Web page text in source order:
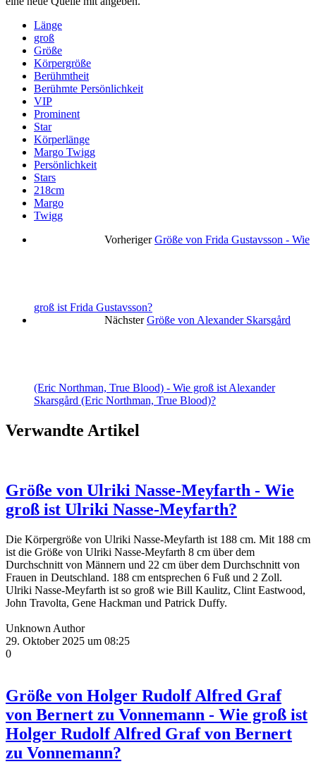
Länge
groß
Größe
Körpergröße
Berühmtheit
Berühmte Persönlichkeit
VIP
Prominent
Star
Körperlänge
Margo Twigg
Persönlichkeit
Stars
218cm
Margo
Twigg
Vorheriger Größe von Frida Gustavsson - Wie
groß ist Frida Gustavsson?
Nächster Größe von Alexander Skarsgård
(Eric Northman, True Blood) - Wie groß ist Alexander
Skarsgård (Eric Northman, True Blood)?
Verwandte Artikel
Größe von Ulriki Nasse-Meyfarth - Wie
groß ist Ulriki Nasse-Meyfarth?
Die Körpergröße von Ulriki Nasse-Meyfarth ist 188 cm. Mit 188 cm
ist die Größe von Ulriki Nasse-Meyfarth 8 cm über dem
Durchschnitt von Männern und 22 cm über dem Durchschnitt von
Frauen in Deutschland. 188 cm entsprechen 6 Fuß und 2 Zoll.
Ulriki Nasse-Meyfarth ist so groß wie Bill Kaulitz, Clint Eastwood,
John Travolta, Gene Hackman und Patrick Duffy.
Unknown Author
29. Oktober 2025 um 08:25
0
Größe von Holger Rudolf Alfred Graf
von Bernert zu Vonnemann - Wie groß ist
Holger Rudolf Alfred Graf von Bernert
zu Vonnemann?